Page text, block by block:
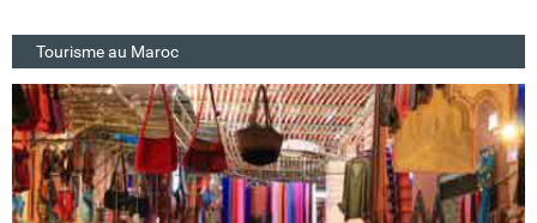
Tourisme au Maroc